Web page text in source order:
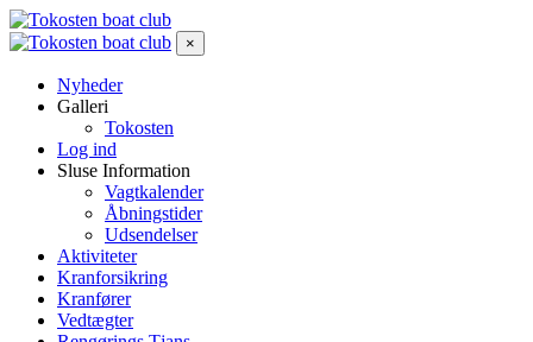
×
Nyheder
Galleri
Tokosten
Log ind
Sluse Information
Vagtkalender
Åbningstider
Udsendelser
Aktiviteter
Kranforsikring
Kranfører
Vedtægter